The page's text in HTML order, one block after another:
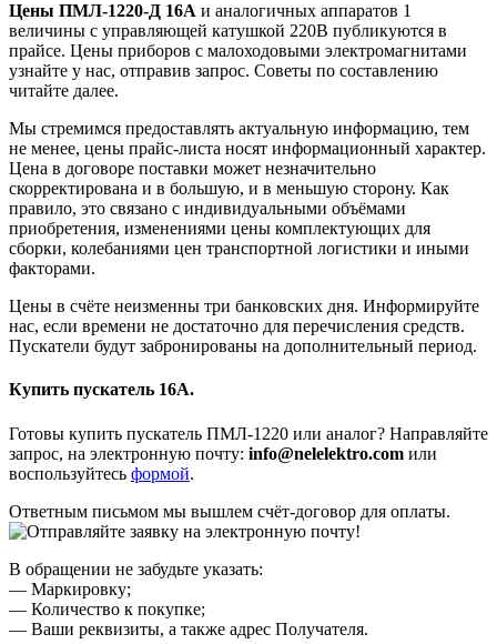
Цены ПМЛ-1220-Д 16А и аналогичных аппаратов 1
величины с управляющей катушкой 220В публикуются в
прайсе. Цены приборов с малоходовыми электромагнитами
узнайте у нас, отправив запрос. Советы по составлению
читайте далее.
Мы стремимся предоставлять актуальную информацию, тем
не менее, цены прайс-листа носят информационный характер.
Цена в договоре поставки может незначительно
скорректирована и в большую, и в меньшую сторону. Как
правило, это связано с индивидуальными объёмами
приобретения, изменениями цены комплектующих для
сборки, колебаниями цен транспортной логистики и иными
факторами.
Цены в счёте неизменны три банковских дня. Информируйте
нас, если времени не достаточно для перечисления средств.
Пускатели будут забронированы на дополнительный период.
Купить пускатель 16А.
Готовы купить пускатель ПМЛ-1220 или аналог? Направляйте
запрос, на электронную почту: info@nelelektro.com или
воспользуйтесь формой.
Ответным письмом мы вышлем счёт-договор для оплаты.
В обращении не забудьте указать:
— Маркировку;
— Количество к покупке;
— Ваши реквизиты, а также адрес Получателя.